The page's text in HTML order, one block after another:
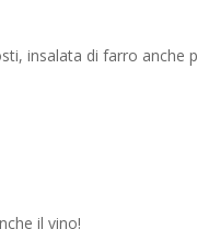
insalata di farro anche
il vino!